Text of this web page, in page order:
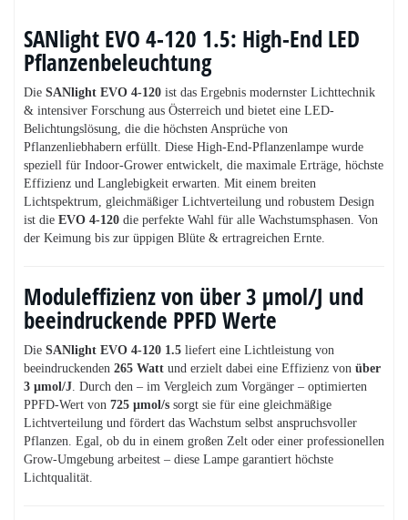
SANlight EVO 4-120 1.5: High-End LED
Pflanzenbeleuchtung
Die SANlight EVO 4-120 ist das Ergebnis modernster Lichttechnik
& intensiver Forschung aus Österreich und bietet eine LED-
Belichtungslösung, die die höchsten Ansprüche von
Pflanzenliebhabern erfüllt. Diese High-End-Pflanzenlampe wurde
speziell für Indoor-Grower entwickelt, die maximale Erträge, höchste
Effizienz und Langlebigkeit erwarten. Mit einem breiten
Lichtspektrum, gleichmäßiger Lichtverteilung und robustem Design
ist die EVO 4-120 die perfekte Wahl für alle Wachstumsphasen. Von
der Keimung bis zur üppigen Blüte & ertragreichen Ernte.
Moduleffizienz von über 3 µmol/J und
beeindruckende PPFD Werte
Die SANlight EVO 4-120 1.5 liefert eine Lichtleistung von
beeindruckenden 265 Watt und erzielt dabei eine Effizienz von über
3 µmol/J. Durch den – im Vergleich zum Vorgänger – optimierten
PPFD-Wert von 725 µmol/s sorgt sie für eine gleichmäßige
Lichtverteilung und fördert das Wachstum selbst anspruchsvoller
Pflanzen. Egal, ob du in einem großen Zelt oder einer professionellen
Grow-Umgebung arbeitest – diese Lampe garantiert höchste
Lichtqualität.